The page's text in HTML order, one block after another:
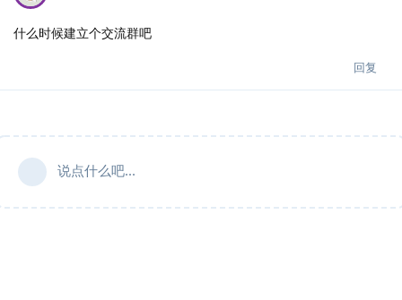
什么时候建立个交流群吧
回复
说点什么吧...